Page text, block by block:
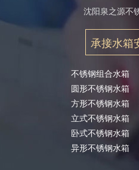
沈阳泉之源不
承接水箱
不锈钢组合水箱
圆形不锈钢水箱
方形不锈钢水箱
立式不锈钢水箱
卧式不锈钢水箱
异形不锈钢水箱